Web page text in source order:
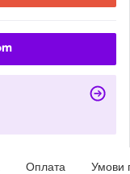
Оплата Умови